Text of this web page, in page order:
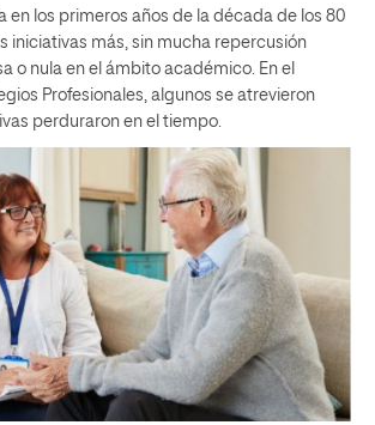
en los primeros años de la década de los 80
iniciativas más, sin mucha repercusión
o nula en el ámbito académico. En el
Profesionales, algunos se atrevieron
perduraron en el tiempo.